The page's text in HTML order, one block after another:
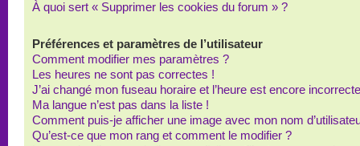
À quoi sert « Supprimer les cookies du forum » ?
Préférences et paramètres de l’utilisateur
Comment modifier mes paramètres ?
Les heures ne sont pas correctes !
J’ai changé mon fuseau horaire et l’heure est encore
Ma langue n’est pas dans la liste !
Comment puis-je afficher une image avec mon nom
Qu’est-ce que mon rang et comment le modifier ?